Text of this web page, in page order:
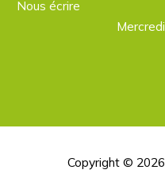
Nous écrire
Mercredi
Copyright © 2026